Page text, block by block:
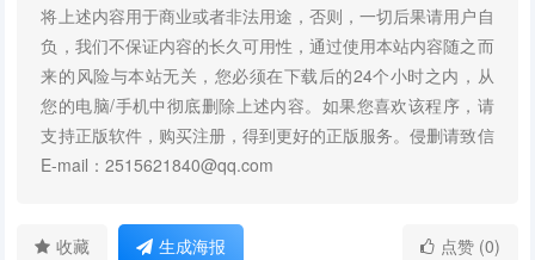
将上述内容用于商业或者非法用途，否则，一切后果请用户自
负，我们不保证内容的长久可用性，通过使用本站内容随之而
来的风险与本站无关，您必须在下载后的24个小时之内，从
您的电脑/手机中彻底删除上述内容。如果您喜欢该程序，请
支持正版软件，购买注册，得到更好的正版服务。侵删请致信
E-mail：2515621840@qq.com
收藏 生成海报 点赞 (0)